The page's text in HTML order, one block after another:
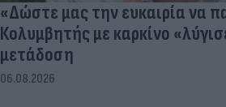
«Δώστε μας την ευκαιρία να
Κολυμβητής με καρκίνο
μετάδοση
06.08.2026